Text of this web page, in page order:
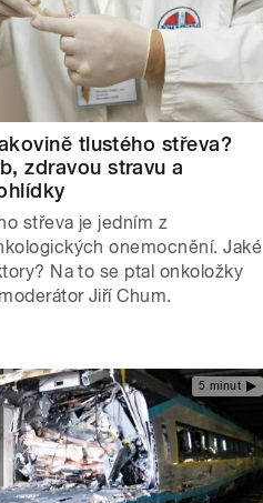
tlustého střeva?
zdravou stravu a
střeva je jedním z
onemocnění. Jaké
Na to se ptal onkoložky
Jiří Chum.
5 minut